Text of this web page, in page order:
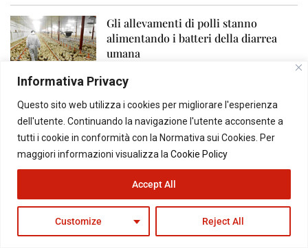
Informativa Privacy
Questo sito web utilizza i cookies per migliorare l'esperienza
dell'utente. Continuando la navigazione l'utente acconsente a
tutti i cookie in conformità con la Normativa sui Cookies. Per
maggiori informazioni visualizza la Cookie Policy
Customize Reject All
Accept All
Gli allevamenti di polli stanno
alimentando i batteri della diarrea
umana
In Cina ora si affitta mezzo letto: la
nuova frontiera del risparmio
La rivolta degli scarafaggi: i giovani
indiani sfidano il governo Modi